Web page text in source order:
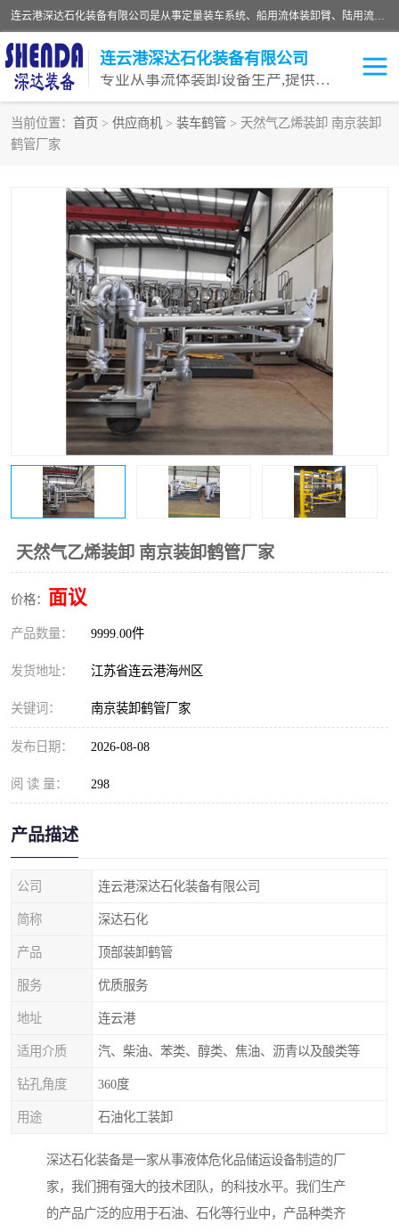
连云港深达石化装备有限公司是从事定量装车系统、船用流体装卸臂、陆用流体装卸臂（鹤管）、活动梯、钢构平台等全系列流体装卸设备的设计、制造、销售以及服务的专业供应商。公司始终以客户为中心，密切跟踪国内外油气储运及装卸设备先进技术的发展，以先进的技术、优质的产品、一流的服务，满足客户需求。
连云港深达石化装备有限公司
专业从事流体装卸设备生产,提供全面解决方案，生产与定制服务
当前位置： 首页 > 供应商机 > 装车鹤管 > 天然气乙烯装卸 南京装卸
鹤管厂家
天然气乙烯装卸 南京装卸鹤管厂家
价格： 面议
产品数量： 9999.00件
发货地址： 江苏省连云港海州区
关键词： 南京装卸鹤管厂家
发布日期： 2026-08-08
阅 读 量： 298
产品描述
公司 连云港深达石化装备有限公司
简称 深达石化
产品 顶部装卸鹤管
服务 优质服务
地址 连云港
适用介质 汽、柴油、苯类、醇类、焦油、沥青以及酸类等
钻孔角度 360度
用途 石油化工装卸
深达石化装备是一家从事液体危化品储运设备制造的厂
家，我们拥有强大的技术团队，的科技水平。我们生产
的产品广泛的应用于石油、石化等行业中，产品种类齐
鹤管
卸车鹤管 LNG鹤管
液氨装鹤管 潜油泵鹤管
流体装卸臂 输油臂
撬装鹤管 汽车鹤管
火车鹤管